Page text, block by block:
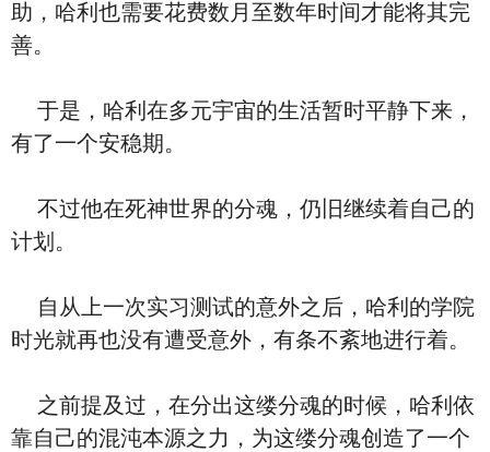
助，哈利也需要花费数月至数年时间才能将其完
善。
于是，哈利在多元宇宙的生活暂时平静下来，
有了一个安稳期。
不过他在死神世界的分魂，仍旧继续着自己的
计划。
自从上一次实习测试的意外之后，哈利的学院
时光就再也没有遭受意外，有条不紊地进行着。
之前提及过，在分出这缕分魂的时候，哈利依
靠自己的混沌本源之力，为这缕分魂创造了一个